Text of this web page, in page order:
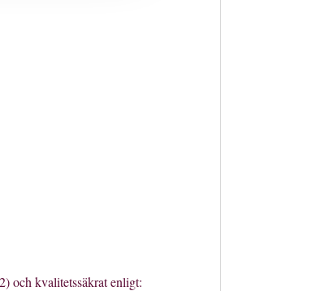
och kvalitetssäkrat enligt: